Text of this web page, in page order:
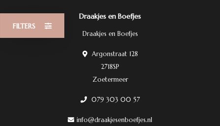
FILTERS
Draakjes en Boefjes
Draakjes en Boefjes
Argonstraat 128
2718SP
Zoetermeer
079 303 00 57
info@draakjesenboefjes.nl